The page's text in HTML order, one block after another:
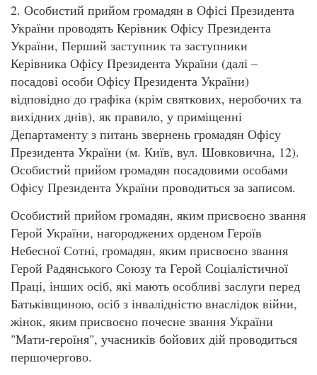
2. Особистий прийом громадян в Офісі Президента
України проводять Керівник Офісу Президента
України, Перший заступник та заступники
Керівника Офісу Президента України (далі –
посадові особи Офісу Президента України)
відповідно до графіка (крім святкових, неробочих та
вихідних днів), як правило, у приміщенні
Департаменту з питань звернень громадян Офісу
Президента України (м. Київ, вул. Шовковична, 12).
Особистий прийом громадян посадовими особами
Офісу Президента України проводиться за записом.
Особистий прийом громадян, яким присвоєно звання
Герой України, нагороджених орденом Героїв
Небесної Сотні, громадян, яким присвоєно звання
Герой Радянського Союзу та Герой Соціалістичної
Праці, інших осіб, які мають особливі заслуги перед
Батьківщиною, осіб з інвалідністю внаслідок війни,
жінок, яким присвоєно почесне звання України
"Мати-героїня", учасників бойових дій проводиться
першочергово.